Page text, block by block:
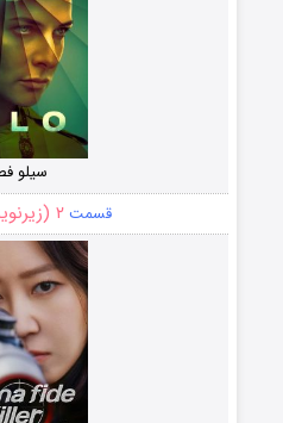
سیلو
قسمت ۲ (زیرنویس)